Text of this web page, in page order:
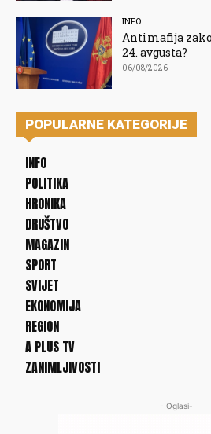
INFO
Antimafija
24. avgusta?
06/08/2026
POPULARNE KATEGORIJE
INFO
POLITIKA
HRONIKA
DRUŠTVO
MAGAZIN
SPORT
SVIJET
EKONOMIJA
REGION
A PLUS TV
ZANIMLJIVOSTI
- Oglasi-